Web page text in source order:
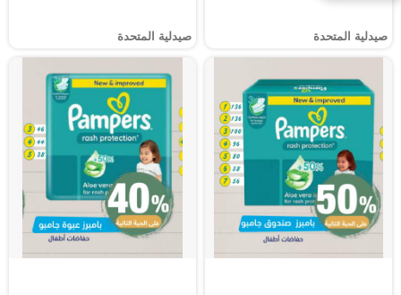
صيدلية المتحدة صيدلية المتحدة